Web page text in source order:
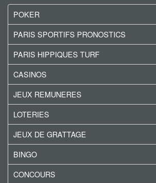
POKER
PARIS SPORTIFS PRONOSTICS
PARIS HIPPIQUES TURF
CASINOS
JEUX REMUNERES
LOTERIES
JEUX DE GRATTAGE
BINGO
CONCOURS